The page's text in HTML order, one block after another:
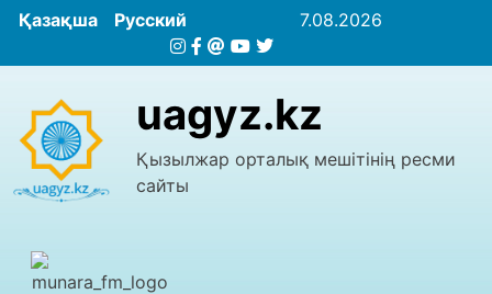
Қазақша Русский 7.08.2026
uagyz.kz
Қызылжар орталық мешітінің ресми
сайты